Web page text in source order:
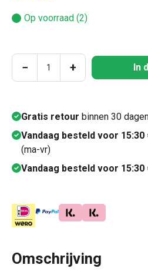
Op voorraad (2)
Producthoeveelheid:
− + In
Gratis retour binnen 30
Vandaag besteld voor 15:30
(ma-vr)
Vandaag besteld voor 15:30
Omschrijving